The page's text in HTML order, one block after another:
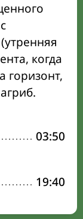
когда
горизонт,
03:50
19:40